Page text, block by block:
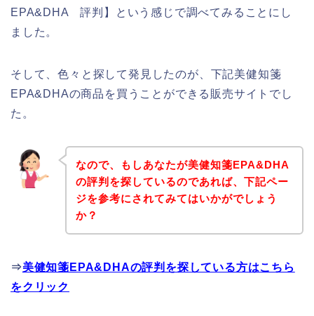
EPA&DHA 評判】という感じで調べてみることにし
ました。
そして、色々と探して発見したのが、下記美健知箋
EPA&DHAの商品を買うことができる販売サイトでし
た。
なので、もしあなたが美健知箋EPA&DHA
の評判を探しているのであれば、下記ペー
ジを参考にされてみてはいかがでしょう
か？
⇒美健知箋EPA&DHAの評判を探している方はこちら
をクリック